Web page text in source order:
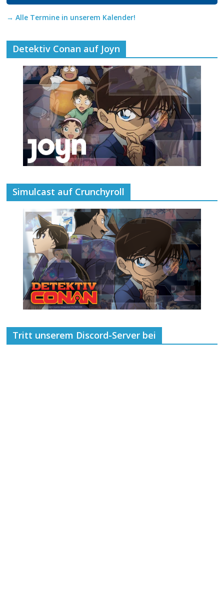
→ Alle Termine in unserem Kalender!
Detektiv Conan auf Joyn
Simulcast auf Crunchyroll
Tritt unserem Discord-Server bei